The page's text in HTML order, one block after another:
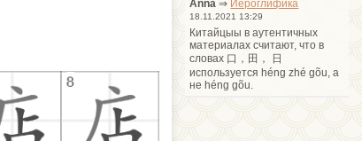
Anna ⇒ Иероглифика
18.11.2021 13:29
Китайцыы в аутентичных
материалах считают, что в
словах 口，田， 日
используется héng zhé gõu, а
не héng gõu.